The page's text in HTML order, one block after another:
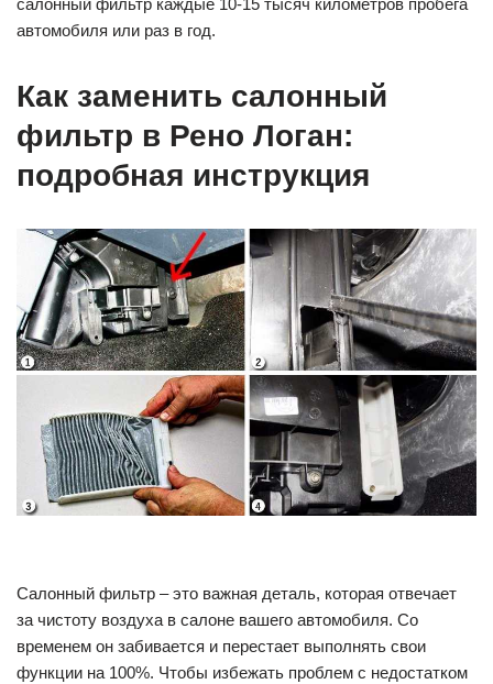
салонный фильтр каждые 10-15 тысяч километров пробега
автомобиля или раз в год.
Как заменить салонный
фильтр в Рено Логан:
подробная инструкция
Салонный фильтр – это важная деталь, которая отвечает
за чистоту воздуха в салоне вашего автомобиля. Со
временем он забивается и перестает выполнять свои
функции на 100%. Чтобы избежать проблем с недостатком